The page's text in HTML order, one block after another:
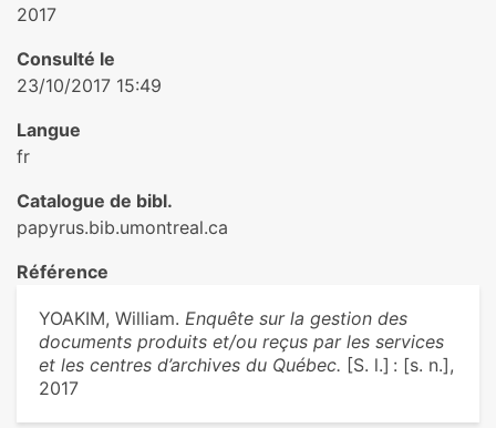
2017
Consulté le
23/10/2017 15:49
Langue
fr
Catalogue de bibl.
papyrus.bib.umontreal.ca
Référence
YOAKIM, William. Enquête sur la gestion des
documents produits et/ou reçus par les services
et les centres d’archives du Québec. [S. l.] : [s. n.],
2017